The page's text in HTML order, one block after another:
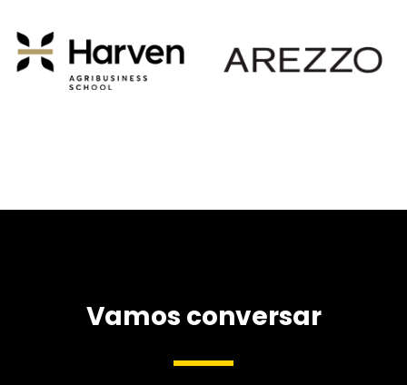
Vamos conversar